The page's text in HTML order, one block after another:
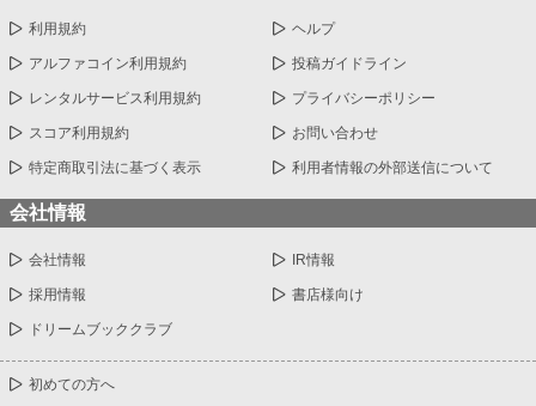
利用規約 ヘルプ
アルファコイン利用規約 投稿ガイドライン
レンタルサービス利用規約 プライバシーポリシー
スコア利用規約 お問い合わせ
特定商取引法に基づく表示 利用者情報の外部送信について
会社情報
会社情報 IR情報
採用情報 書店様向け
ドリームブッククラブ
初めての方へ